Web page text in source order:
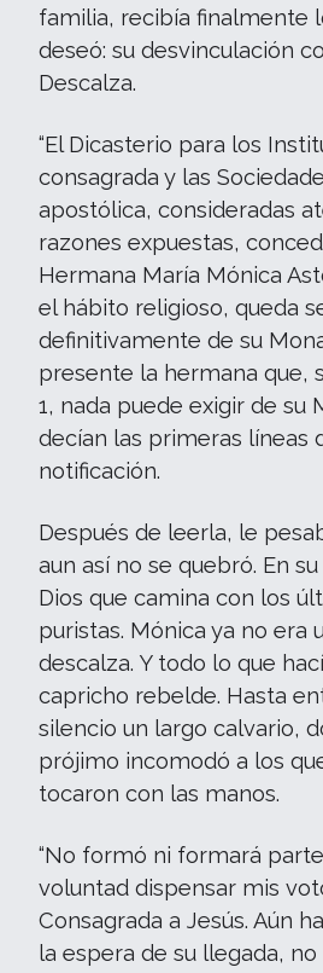
familia, recibía finalmente
deseó: su desvinculación
Descalza.
“El Dicasterio para los
consagrada y las
apostólica, consideradas
razones expuestas,
Hermana María Mónica
el hábito religioso, queda
definitivamente de su
presente la hermana que,
1, nada puede exigir de su
decían las primeras líneas
notificación.
Después de leerla, le
aun así no se quebró. En
Dios que camina con los
puristas. Mónica ya no era
descalza. Y todo lo que
capricho rebelde. Hasta
silencio un largo calvario,
prójimo incomodó a los
tocaron con las manos.
“No formó ni formará
voluntad dispensar mis
Consagrada a Jesús. Aún
la espera de su llegada,